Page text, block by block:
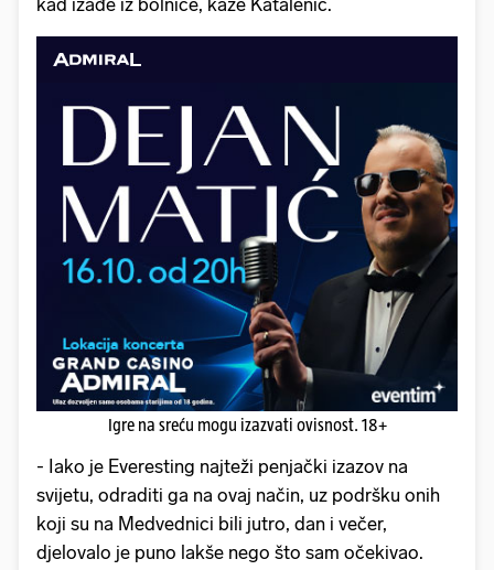
Igre na sreću mogu izazvati ovisnost. 18+
- Iako je Everesting najteži penjački izazov na
svijetu, odraditi ga na ovaj način, uz podršku onih
koji su na Medvednici bili jutro, dan i večer,
djelovalo je puno lakše nego što sam očekivao.